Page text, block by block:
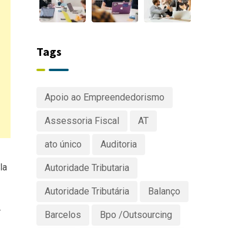
Tags
Apoio ao Empreendedorismo
Assessoria Fiscal AT
ato único Auditoria
Autoridade Tributaria
Autoridade Tributária Balanço
Barcelos Bpo /Outsourcing